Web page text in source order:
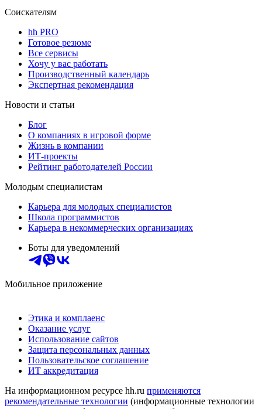
Соискателям
hh PRO
Готовое резюме
Все сервисы
Хочу у вас работать
Производственный календарь
Экспертная рекомендация
Новости и статьи
Блог
О компаниях в игровой форме
Жизнь в компании
ИТ-проекты
Рейтинг работодателей России
Молодым специалистам
Карьера для молодых специалистов
Школа программистов
Карьера в некоммерческих организациях
Боты для уведомлений
Мобильное приложение
Этика и комплаенс
Оказание услуг
Использование сайтов
Защита персональных данных
Пользовательское соглашение
ИТ аккредитация
На информационном ресурсе hh.ru применяются
рекомендательные технологии (информационные технологии